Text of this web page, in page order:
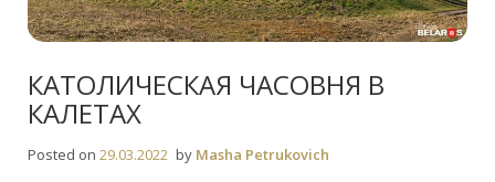
КАТОЛИЧЕСКАЯ ЧАСОВНЯ В
КАЛЕТАХ
Posted on 29.03.2022 by Masha Petrukovich